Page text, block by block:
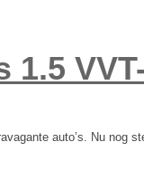
1.5
auto’s. Nu nog